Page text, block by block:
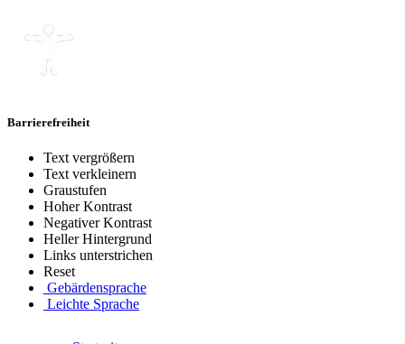
Barrierefreiheit
Text vergrößern
Text verkleinern
Graustufen
Hoher Kontrast
Negativer Kontrast
Heller Hintergrund
Links unterstrichen
Reset
Gebärdensprache
Leichte Sprache